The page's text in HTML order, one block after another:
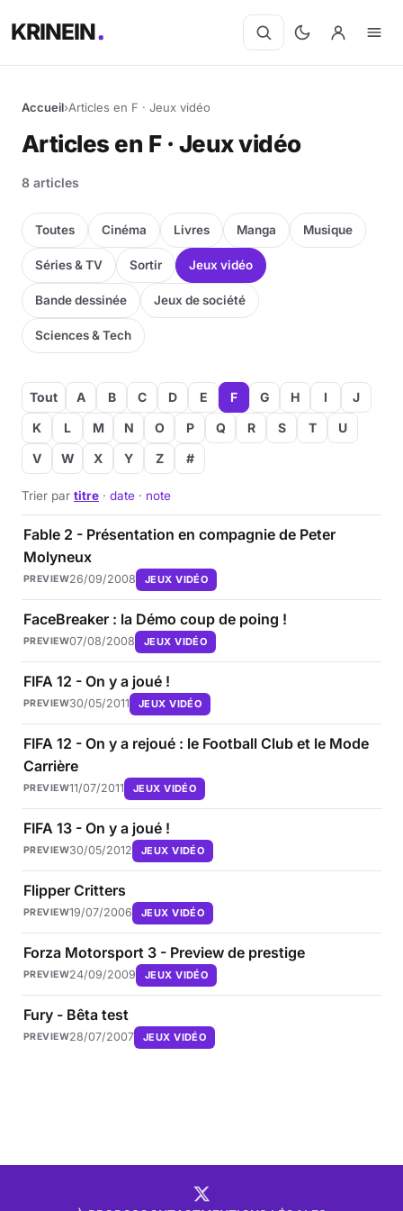
KRINEIN
Accueil›Articles en F · Jeux vidéo
Articles en F · Jeux vidéo
8 articles
Toutes Cinéma Livres Manga Musique
Séries & TV Sortir Jeux vidéo
Bande dessinée Jeux de société
Sciences & Tech
Tout A B C D E F G H I
J
K
L M N O P Q R S T
U
V
W X Y Z #
Trier par titre · date · note
Fable 2 - Présentation en compagnie de Peter
Molyneux
PREVIEW26/09/2008 JEUX VIDÉO
FaceBreaker : la Démo coup de poing !
PREVIEW07/08/2008 JEUX VIDÉO
FIFA 12 - On y a joué !
PREVIEW30/05/2011 JEUX VIDÉO
FIFA 12 - On y a rejoué : le Football Club et le Mode
Carrière
PREVIEW11/07/2011 JEUX VIDÉO
FIFA 13 - On y a joué !
PREVIEW30/05/2012 JEUX VIDÉO
Flipper Critters
PREVIEW19/07/2006 JEUX VIDÉO
Forza Motorsport 3 - Preview de prestige
PREVIEW24/09/2009 JEUX VIDÉO
Fury - Bêta test
PREVIEW28/07/2007 JEUX VIDÉO